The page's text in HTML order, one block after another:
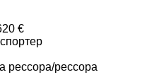
€
рессора/рессора